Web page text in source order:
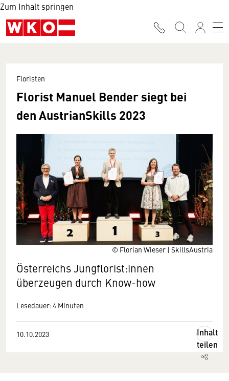
Zum Inhalt springen
© Florian Wieser | SkillsAustria
Floristen
Florist Manuel Bender siegt bei
den AustrianSkills 2023
Österreichs Jungflorist:innen
überzeugen durch Know-how
Lesedauer: 4 Minuten
10.10.2023
Inhalt
teilen